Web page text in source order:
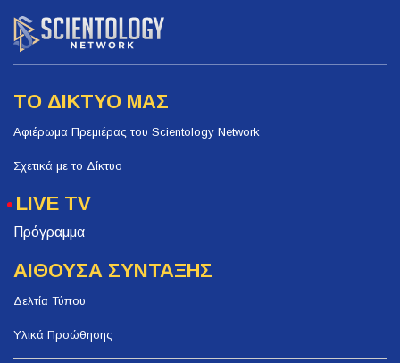
ΤΟ ΔΙΚΤΥΟ ΜΑΣ
Αφιέρωμα Πρεμιέρας του Scientology Network
Σχετικά με το Δίκτυο
LIVE TV
Πρόγραμμα
ΑΙΘΟΥΣΑ ΣΥΝΤΑΞΗΣ
Δελτία Τύπου
Υλικά Προώθησης